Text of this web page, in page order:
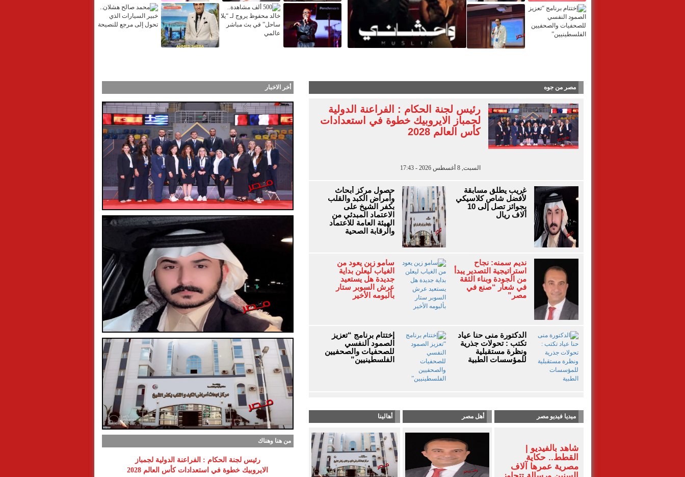
مصر من جوه
رئيس لجنة الحكام : الفراعنة الدولية
لجمباز الايروبيك خطوة في استعدادات
كأس العالم 2028
السبت, 8 أغسطس 2026 - 17:43
غريب يطلق مسابقة
لأفضل شاص كلاسيكي
بجوائز تصل إلى 10
آلاف ريال
حصول مركز أبحاث
وأمراض الكبد والقلب
بكفر الشيخ على
الاعتماد المبدئي من
الهيئة العامة للاعتماد
والرقابة الصحية
نديم سمنه: نجاح
استراتيجية التصدير يبدأ
من الجودة وبناء الثقة
في شعار “صنع في
مصر”
سامو زين يعود من
الغياب ليعلن بداية
جديدة هل يستعيد
عرش السوبر ستار
بألبومه الأخير
الدكتورة منى حنا عياد
تكتب : تحولات جذرية
ونظرة مستقبلية
للمؤسسات الطبية
إختتام برنامج “تعزيز
الصمود النفسي
للصحفيات والصحفيين
الفلسطينيين”
ميديا فيديو مصر
شاهد بالفيديو |
القطط.. حكاية
مصرية عمرها آلاف
أهل مصر أهالينا
أخر الاخبار
من هنا وهناك
رئيس لجنة الحكام : الفراعنة الدولية لجمباز
الايروبيك خطوة في استعدادات كأس العالم 2028